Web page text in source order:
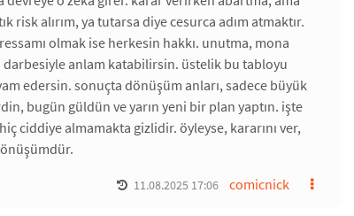
risk alırım, ya tutarsa diye cesurca adım atmaktır.
olmak ise herkesin hakkı. unutma, mona
darbesiyle anlam katabilirsin. üstelik bu tabloyu
edersin. sonuçta dönüşüm anları, sadece büyük
bugün güldün ve yarın yeni bir plan yaptın. işte
ciddiye almamakta gizlidir. öyleyse, kararını ver,
comicnick
11.08.2025 17:06